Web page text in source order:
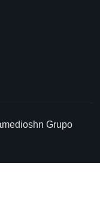
Grupo